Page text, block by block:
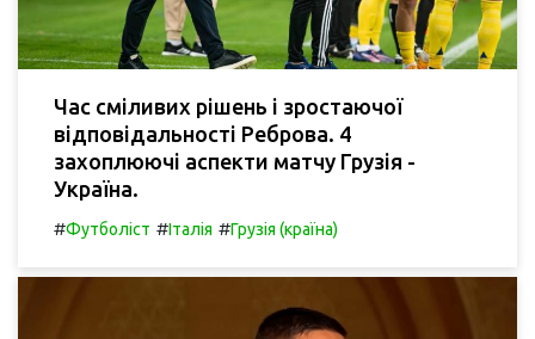
Час сміливих рішень і зростаючої
відповідальності Реброва. 4
захоплюючі аспекти матчу Грузія -
Україна.
#Футболіст #Італія #Грузія (країна)